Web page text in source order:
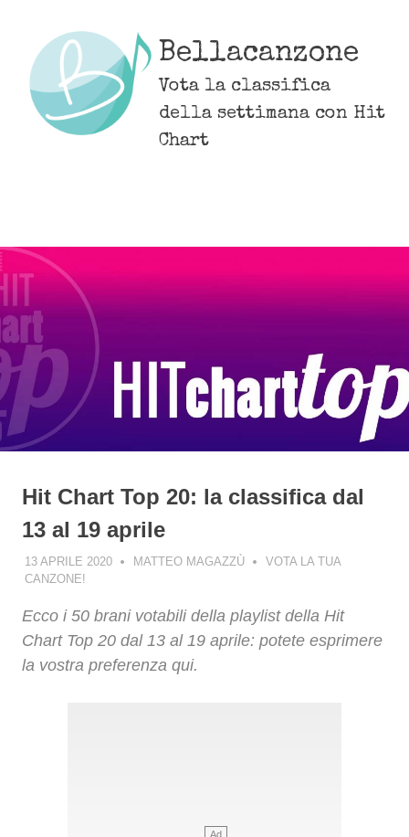
content
Bellacanzone
Vota la classifica
della settimana con Hit
Chart
Hit Chart Top 20: la classifica dal
13 al 19 aprile
13 APRILE 2020 MATTEO MAGAZZÙ
VOTA LA TUA
CANZONE!
Ecco i 50 brani votabili della playlist della Hit
Chart Top 20 dal 13 al 19 aprile: potete esprimere
la vostra preferenza qui.